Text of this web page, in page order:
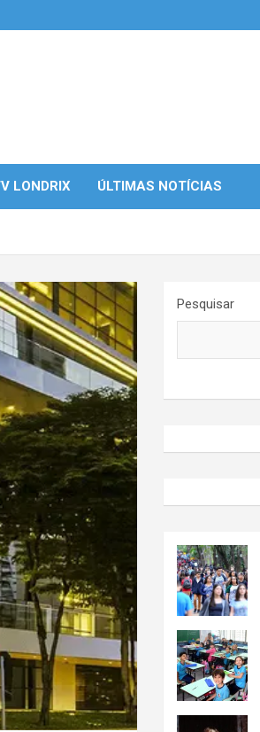
LONDRIX ÚLTIMAS NOTÍCIAS
Pesquisar